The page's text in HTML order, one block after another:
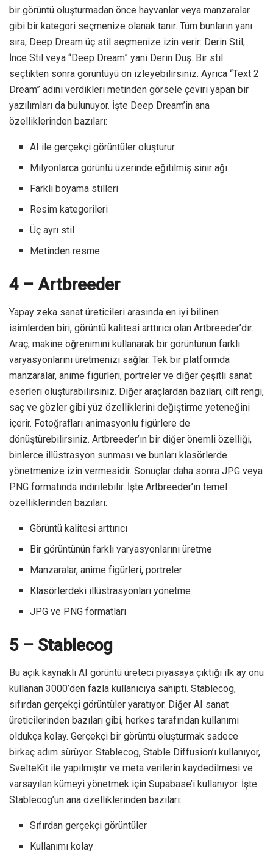
bir görüntü oluşturmadan önce hayvanlar veya manzaralar
gibi bir kategori seçmenize olanak tanır. Tüm bunların yanı
sıra, Deep Dream üç stil seçmenize izin verir: Derin Stil,
İnce Stil veya “Deep Dream” yani Derin Düş. Bir stil
seçtikten sonra görüntüyü ön izleyebilirsiniz. Ayrıca “Text 2
Dream” adını verdikleri metinden görsele çeviri yapan bir
yazılımları da bulunuyor. İşte Deep Dream’in ana
özelliklerinden bazıları:
AI ile gerçekçi görüntüler oluşturur
Milyonlarca görüntü üzerinde eğitilmiş sinir ağı
Farklı boyama stilleri
Resim kategorileri
Üç ayrı stil
Metinden resme
4 – Artbreeder
Yapay zeka sanat üreticileri arasında en iyi bilinen
isimlerden biri, görüntü kalitesi arttırıcı olan Artbreeder’dır.
Araç, makine öğrenimini kullanarak bir görüntünün farklı
varyasyonlarını üretmenizi sağlar. Tek bir platformda
manzaralar, anime figürleri, portreler ve diğer çeşitli sanat
eserleri oluşturabilirsiniz. Diğer araçlardan bazıları, cilt rengi,
saç ve gözler gibi yüz özelliklerini değiştirme yeteneğini
içerir. Fotoğrafları animasyonlu figürlere de
dönüştürebilirsiniz. Artbreeder’ın bir diğer önemli özelliği,
binlerce illüstrasyon sunması ve bunları klasörlerde
yönetmenize izin vermesidir. Sonuçlar daha sonra JPG veya
PNG formatında indirilebilir. İşte Artbreeder’ın temel
özelliklerinden bazıları:
Görüntü kalitesi arttırıcı
Bir görüntünün farklı varyasyonlarını üretme
Manzaralar, anime figürleri, portreler
Klasörlerdeki illüstrasyonları yönetme
JPG ve PNG formatları
5 – Stablecog
Bu açık kaynaklı AI görüntü üreteci piyasaya çıktığı ilk ay onu
kullanan 3000’den fazla kullanıcıya sahipti. Stablecog,
sıfırdan gerçekçi görüntüler yaratıyor. Diğer AI sanat
üreticilerinden bazıları gibi, herkes tarafından kullanımı
oldukça kolay. Gerçekçi bir görüntü oluşturmak sadece
birkaç adım sürüyor. Stablecog, Stable Diffusion’ı kullanıyor,
SvelteKit ile yapılmıştır ve meta verilerin kaydedilmesi ve
varsayılan kümeyi yönetmek için Supabase’i kullanıyor. İşte
Stablecog’un ana özelliklerinden bazıları:
Sıfırdan gerçekçi görüntüler
Kullanımı kolay